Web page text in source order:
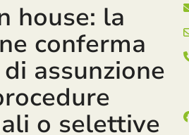
house: la
conferma
assunzione
o selettive